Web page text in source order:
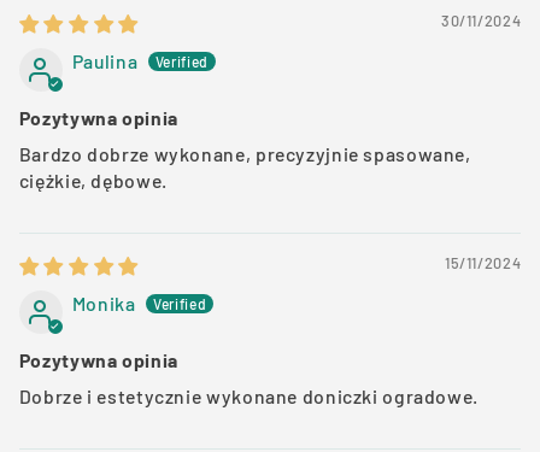
30/11/2024
Paulina
Pozytywna opinia
Bardzo dobrze wykonane, precyzyjnie spasowane,
ciężkie, dębowe.
15/11/2024
Monika
Pozytywna opinia
Dobrze i estetycznie wykonane doniczki ogradowe.